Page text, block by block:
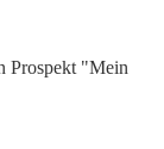
Prospekt "Mein